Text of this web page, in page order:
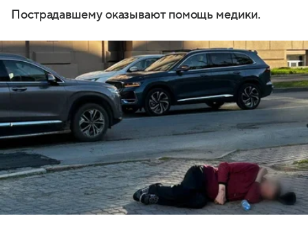
Пострадавшему оказывают помощь медики.